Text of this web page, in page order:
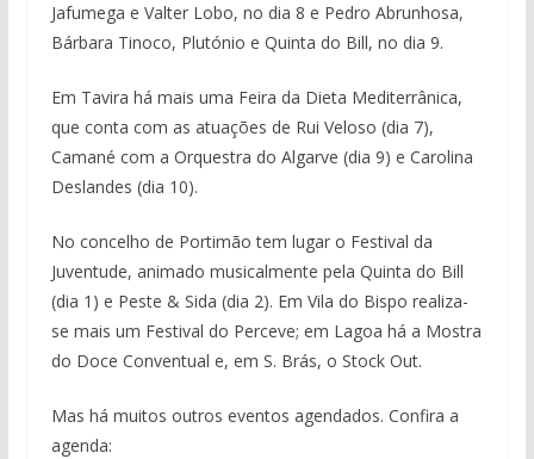
Jafumega e Valter Lobo, no dia 8 e Pedro Abrunhosa,
Bárbara Tinoco, Plutónio e Quinta do Bill, no dia 9.
Em Tavira há mais uma Feira da Dieta Mediterrânica,
que conta com as atuações de Rui Veloso (dia 7),
Camané com a Orquestra do Algarve (dia 9) e Carolina
Deslandes (dia 10).
No concelho de Portimão tem lugar o Festival da
Juventude, animado musicalmente pela Quinta do Bill
(dia 1) e Peste & Sida (dia 2). Em Vila do Bispo realiza-
se mais um Festival do Perceve; em Lagoa há a Mostra
do Doce Conventual e, em S. Brás, o Stock Out.
Mas há muitos outros eventos agendados. Confira a
agenda: